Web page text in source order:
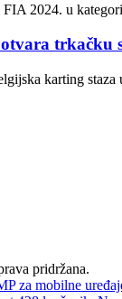
2024. u
trkačku
karting
pridržana.
za mobilne